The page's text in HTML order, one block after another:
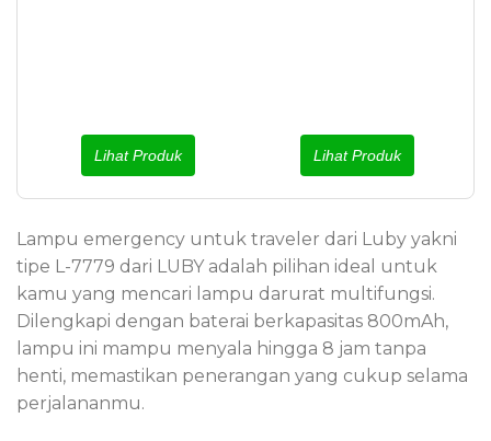
Lihat Produk Lihat Produk
Lampu emergency untuk traveler dari Luby yakni
tipe L-7779 dari LUBY adalah pilihan ideal untuk
kamu yang mencari lampu darurat multifungsi.
Dilengkapi dengan baterai berkapasitas 800mAh,
lampu ini mampu menyala hingga 8 jam tanpa
henti, memastikan penerangan yang cukup selama
perjalananmu.